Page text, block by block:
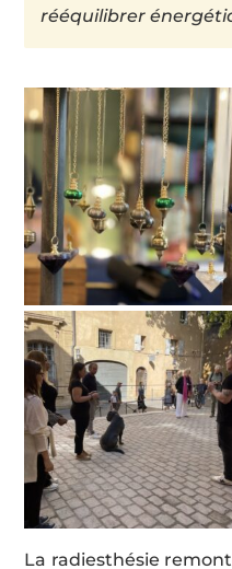
rééquilibrer
La radiesthésie